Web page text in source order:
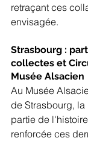
retraçant ces
envisagée.
Strasbourg :
collectes et
Musée Alsacien
Au Musée
de Strasbourg,
partie de
renforcée ces